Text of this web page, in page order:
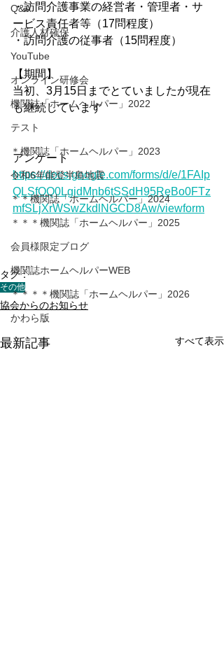
Q&A
介護人材確保
YouTube
オンライン研修会
機関誌「ホームヘルパー」2022
テスト
＊機関誌「ホームヘルパー」2023
令和6年能登半島地震
＊＊機関誌「ホームヘルパー」2024
＊＊＊機関誌「ホームヘルパー」2025
会員様限定ブログ
機関誌ホームヘルパーWEB
＊＊＊＊機関誌「ホームヘルパー」2026
かわら版
・訪問介護事業の経営者・管理者・サ
ービス責任者等（17問程度）
・訪問介護の従事者（15問程度）
【期間】
当初、3月15日までとていましたが現在
も継続しています
アンケート
https://docs.google.com/forms/d/e/1FAIp
QLSfOQ0LgidMnb6tSSdH95ReBo0FTz
mfSLjXrWSwZkdlNGCD8Aw/viewform
タグ：
その他
協会からのお知らせ
最新記事 すべて表示